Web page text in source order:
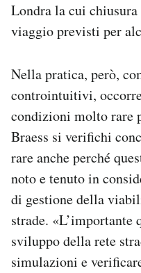
Londra la cui
viaggio previsti per
Nella pratica, però,
controintuitivi,
condizioni molto rare
Braess si verifichi
rare anche perché
noto e tenuto in
di gestione della
strade. «L’importante
sviluppo della rete
simulazioni e